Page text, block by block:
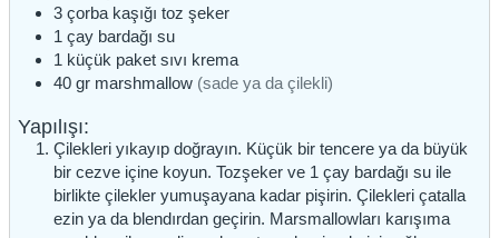
3 çorba kaşığı toz şeker
1 çay bardağı su
1 küçük paket sıvı krema
40 gr marshmallow (sade ya da çilekli)
Yapılışı:
Çilekleri yıkayıp doğrayın. Küçük bir tencere ya da büyük
bir cezve içine koyun. Tozşeker ve 1 çay bardağı su ile
birlikte çilekler yumuşayana kadar pişirin. Çilekleri çatalla
ezin ya da blendırdan geçirin. Marsmallowları karışıma